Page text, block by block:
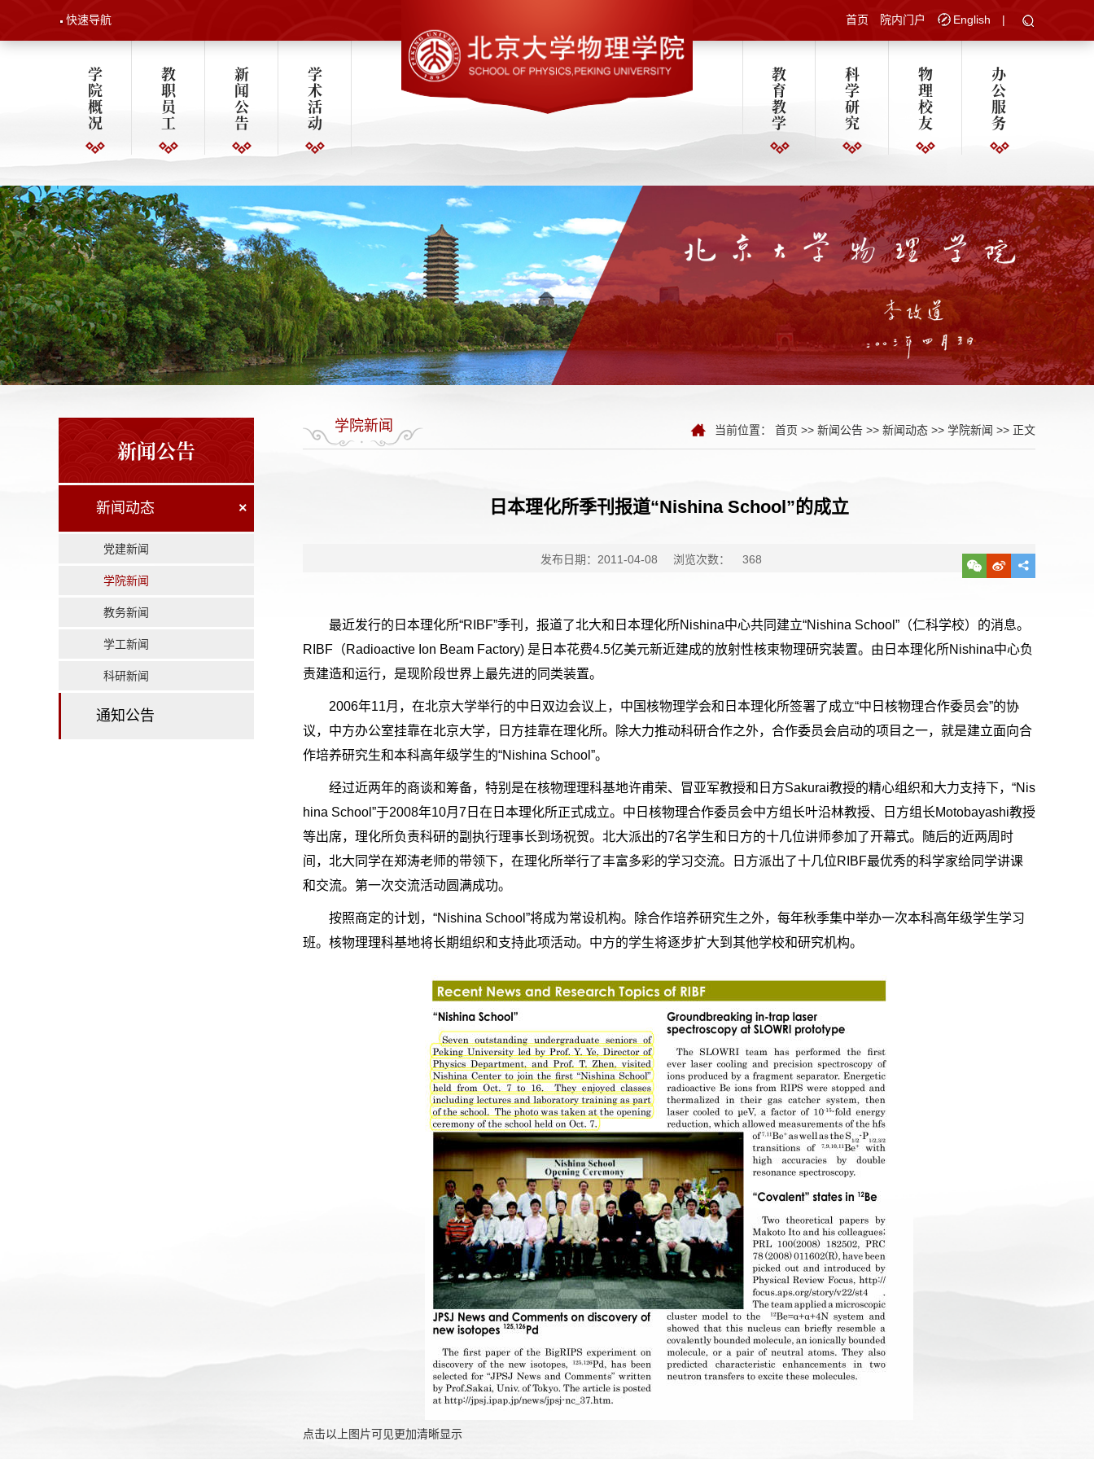
快速导航 首页 院内门户 English |
学
院
概
况
教
职
员
工
新
闻
公
告
学
术
活
动
教
育
教
学
科
学
研
究
物
理
校
友
办
公
服
务
新闻公告
新闻动态 ×
党建新闻
学院新闻
教务新闻
学工新闻
科研新闻
通知公告
学院新闻 当前位置： 首页 >> 新闻公告 >> 新闻动态 >> 学院新闻 >> 正文
日本理化所季刊报道“Nishina School”的成立
发布日期：2011-04-08 浏览次数： 368
最近发行的日本理化所“RIBF”季刊，报道了北大和日本理化所Nishina中心共同建立“Nishina School”（仁科学校）的消息。
RIBF（Radioactive Ion Beam Factory) 是日本花费4.5亿美元新近建成的放射性核束物理研究装置。由日本理化所Nishina中心负
责建造和运行，是现阶段世界上最先进的同类装置。
2006年11月，在北京大学举行的中日双边会议上，中国核物理学会和日本理化所签署了成立“中日核物理合作委员会”的协
议，中方办公室挂靠在北京大学，日方挂靠在理化所。除大力推动科研合作之外，合作委员会启动的项目之一，就是建立面向合
作培养研究生和本科高年级学生的“Nishina School”。
经过近两年的商谈和筹备，特别是在核物理理科基地许甫荣、冒亚军教授和日方Sakurai教授的精心组织和大力支持下，“Nis
hina School”于2008年10月7日在日本理化所正式成立。中日核物理合作委员会中方组长叶沿林教授、日方组长Motobayashi教授
等出席，理化所负责科研的副执行理事长到场祝贺。北大派出的7名学生和日方的十几位讲师参加了开幕式。随后的近两周时
间，北大同学在郑涛老师的带领下，在理化所举行了丰富多彩的学习交流。日方派出了十几位RIBF最优秀的科学家给同学讲课
和交流。第一次交流活动圆满成功。
按照商定的计划，“Nishina School”将成为常设机构。除合作培养研究生之外，每年秋季集中举办一次本科高年级学生学习
班。核物理理科基地将长期组织和支持此项活动。中方的学生将逐步扩大到其他学校和研究机构。
点击以上图片可见更加清晰显示